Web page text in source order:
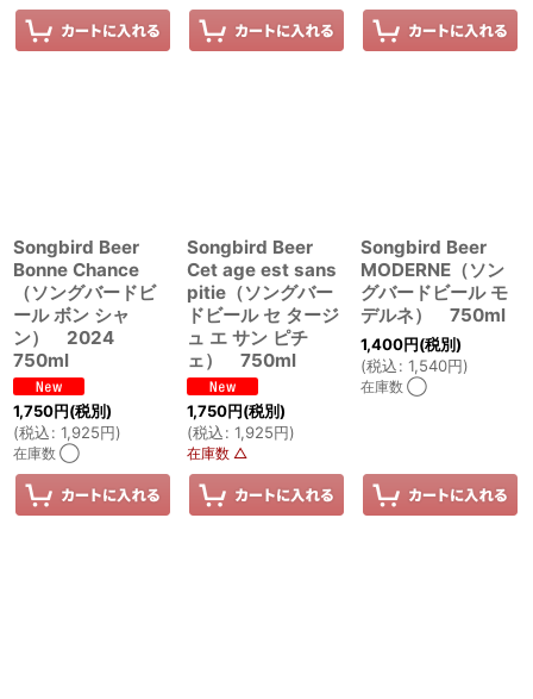
Songbird Beer
Bonne Chance
（ソングバードビ
ール ボン シャ
ン） 2024
750ml
1,750円(税別)
(税込: 1,925円)
在庫数 ◯
Songbird Beer
Cet age est sans
pitie（ソングバー
ドビール セ タージ
ュ エ サン ピチ
ェ） 750ml
1,750円(税別)
(税込: 1,925円)
在庫数 △
Songbird Beer
MODERNE（ソン
グバードビール モ
デルネ） 750ml
1,400円(税別)
(税込: 1,540円)
在庫数 ◯